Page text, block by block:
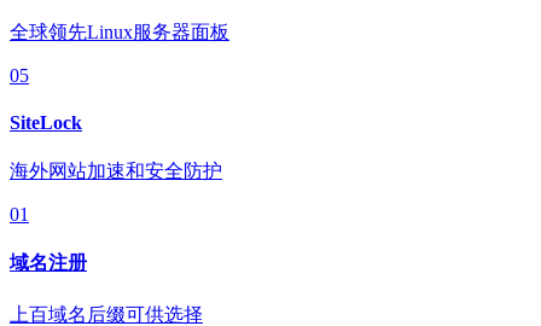
全球领先Linux服务器面板
05
SiteLock
海外网站加速和安全防护
01
域名注册
上百域名后缀可供选择